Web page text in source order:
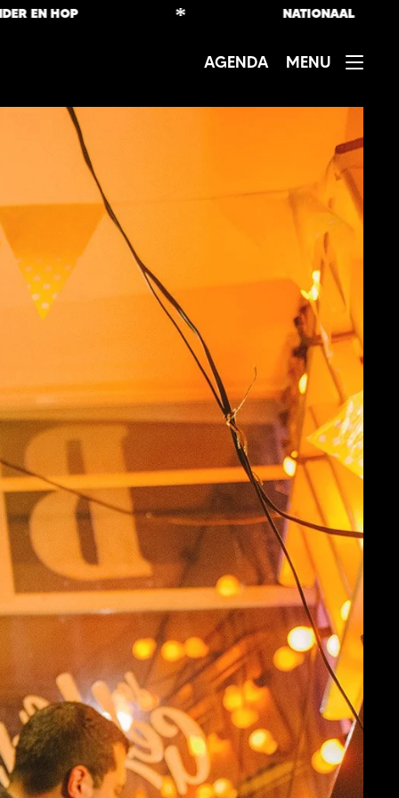
HOP NATIONAAL
AGENDA